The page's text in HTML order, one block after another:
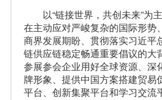
以“链接世界，共创未来”为
在主动应对严峻复杂的国际形势
商界发展期盼、贯彻落实习近平
链供应链稳定畅通重要倡议的大
参展参会企业用好全球资源、深
牌形象、提供中国方案搭建贸易
平台、创新集聚平台和学习交流